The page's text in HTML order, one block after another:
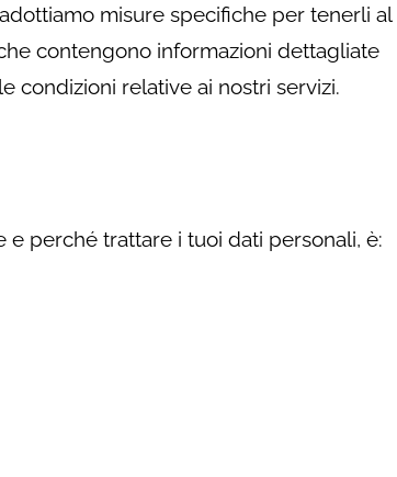
misure specifiche per tenerli al
contengono informazioni dettagliate
condizioni relative ai nostri servizi.
perché trattare i tuoi dati personali, è: